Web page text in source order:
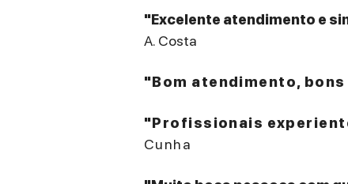
"Excelente atendimento e
A. Costa
"Bom atendimento,
"Profissionais
Cunha